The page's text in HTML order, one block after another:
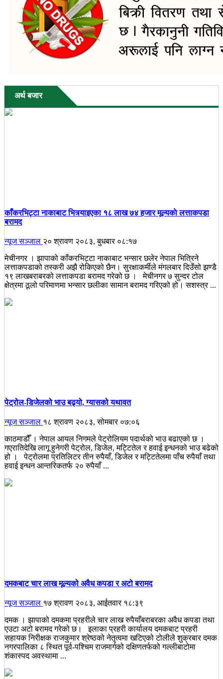
अर्थ बजार
काँकरभिट्टा नाकाबाट भित्र्याइएका १८ लाख ७४ हजार मूल्यकाे लत्ताकपडा
बरामद
न्यूज सञ्जाल २० श्रावण २०८३, बुधबार ०८:१७
मेचीनगर । झापाको काँकरभिट्टा नाकाबाट भन्सार छलेर नेपाल भित्रिने
लत्ताकपडाको तस्करी अझै रोकिएको छैन। सुरक्षाकर्मीले मंगलबार दिउँसो झण्डै
१९ लाखबराबरको लत्ताकपडा बरामद गरेको छ । मेचीनगर ७ सुन्दर टोल
क्षेत्रमा ठूलो परिमाणमा भन्सार छलीका सामान बरामद गरिएको हो। सशस्त्र ...
पेट्रोल-डिजेलको भाउ बढ्यो, ग्यासको यथावत
न्यूज सञ्जाल १८ श्रावण २०८३, सोमबार ०७:०६
काठमाडौँ । नेपाल आयल निगमले पेट्रोलियम पदार्थको भाउ बढाएको छ ।
गएरातिदेखि लागू हुनेगरी पेट्रोल, डिजेल, मट्टितेल र हवाई इन्धनको भाउ बढेको
हो । पेट्रोलमा प्रतिलिटर तीन रुपैयाँ, डिजेल र मट्टितेलमा पाँच रुपैयाँ तथा
हवाई इन्धन आन्तरिकतर्फ २० रुपैयाँ ...
दमकबाट चार लाख मूल्यको अवैध कपडा र अटो बरामद
न्यूज सञ्जाल १७ श्रावण २०८३, आईतवार १८:३९
दमक । झापाको दमकमा प्रहरीले चार लाख रुपैयाँबराबरका अवैध कपडा तथा
एउटा अटो बरामद गरेको छ। इलाका प्रहरी कार्यालय दमकबाट प्रहरी
सहायक निरीक्षक राजकुमार श्रेष्ठको नेतृत्वमा खटिएको टोलीले शुक्रबार दमक
नगरपालिका ८ स्थित पूर्व-पश्चिम राजमार्गको दक्षिणतर्फको गल्लीबाटोमा
शंकास्पद अवस्थामा ...